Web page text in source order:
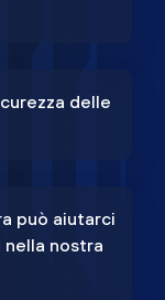
delle
può aiutarci
nostra